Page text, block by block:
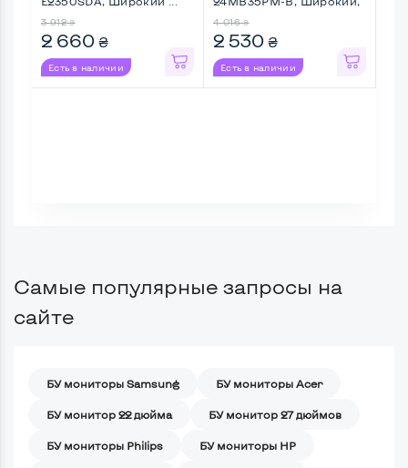
3 912 ₴
2 660 ₴
Есть в наличии
4 016 ₴
2 530 ₴
Есть в наличии
Самые популярные запросы на
сайте
БУ мониторы Samsung БУ мониторы Acer
БУ монитор 22 дюйма БУ монитор 27 дюймов
БУ мониторы Philips БУ мониторы HP